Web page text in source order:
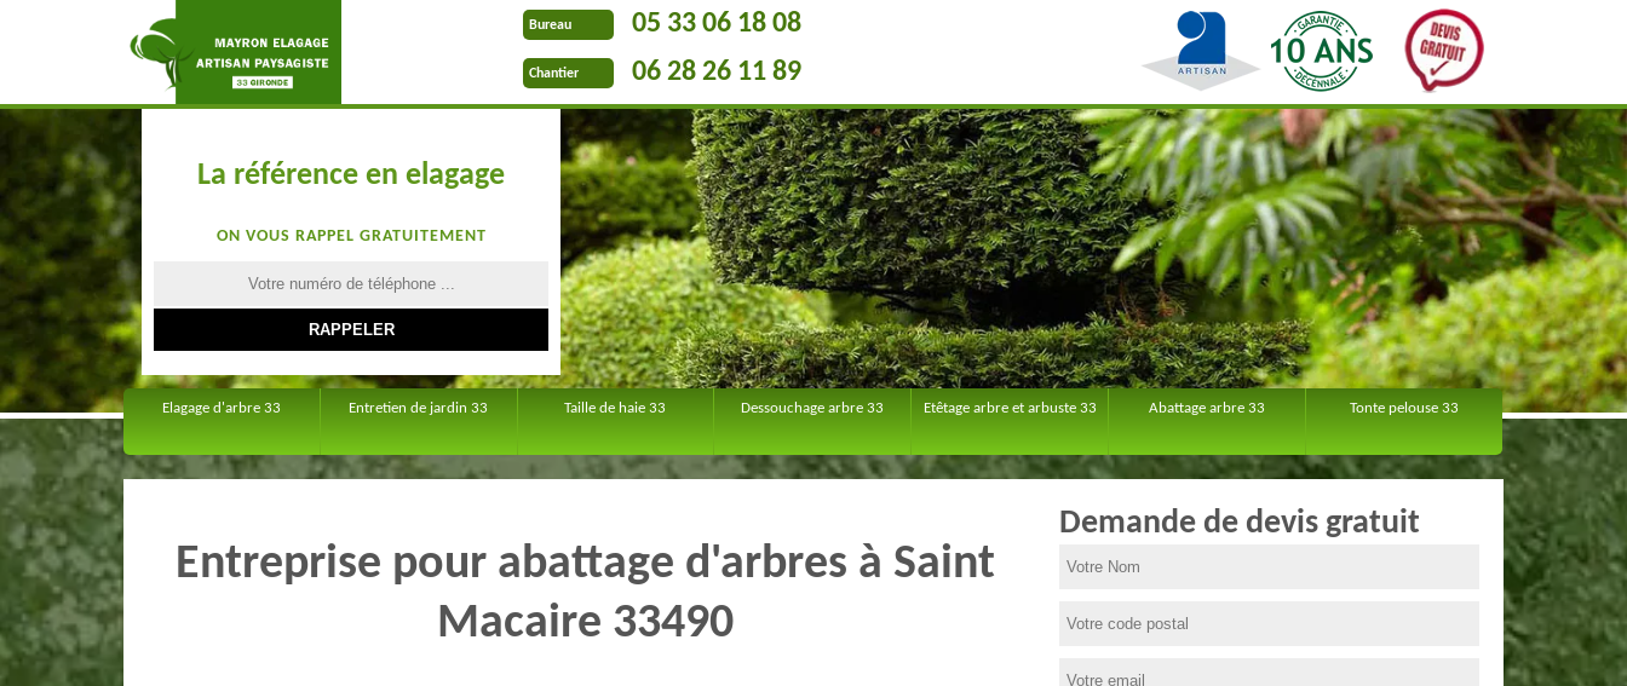
Bureau 05 33 06 18 08
Chantier 06 28 26 11 89
La référence en elagage
ON VOUS RAPPEL GRATUITEMENT
Elagage d'arbre 33 Entretien de jardin 33 Taille de haie 33 Dessouchage arbre 33 Etêtage arbre et arbuste 33 Abattage arbre 33 Tonte pelouse 33
Entreprise pour abattage d'arbres à Saint
Macaire 33490
Demande de devis gratuit